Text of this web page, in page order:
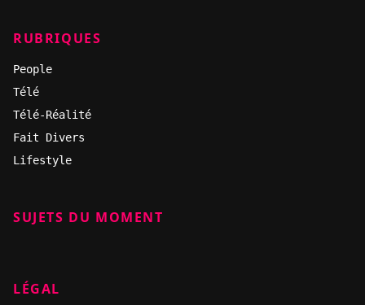
RUBRIQUES
People
Télé
Télé-Réalité
Fait Divers
Lifestyle
SUJETS DU MOMENT
LÉGAL